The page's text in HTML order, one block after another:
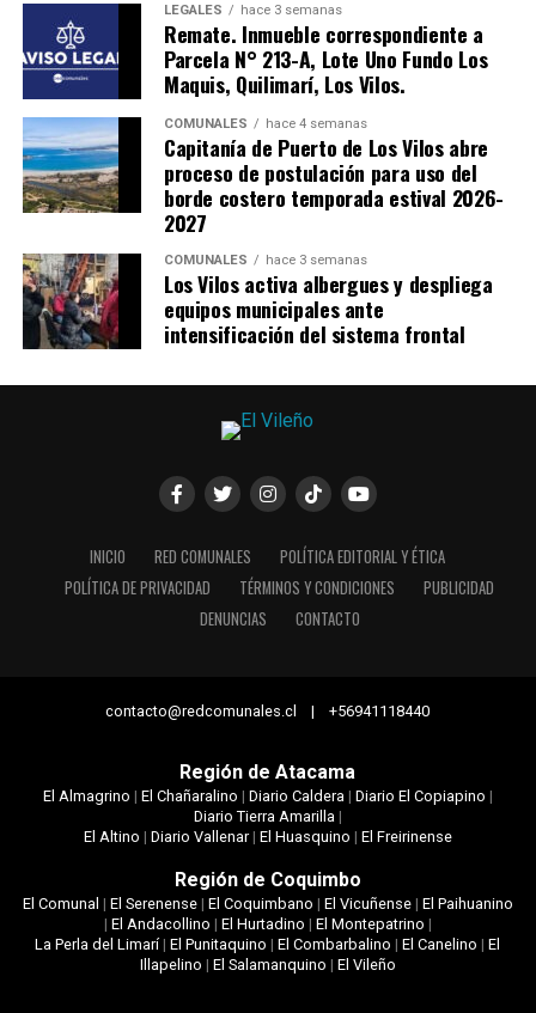
LEGALES hace 3 semanas
Remate. Inmueble correspondiente a
Parcela N° 213-A, Lote Uno Fundo Los
Maquis, Quilimarí, Los Vilos.
COMUNALES hace 4 semanas
Capitanía de Puerto de Los Vilos abre
proceso de postulación para uso del
borde costero temporada estival 2026-
2027
COMUNALES hace 3 semanas
Los Vilos activa albergues y despliega
equipos municipales ante
intensificación del sistema frontal
INICIO RED COMUNALES
POLÍTICA EDITORIAL Y ÉTICA
POLÍTICA DE PRIVACIDAD
TÉRMINOS Y CONDICIONES
PUBLICIDAD
DENUNCIAS
CONTACTO
contacto@redcomunales.cl | +56941118440
Región de Atacama
El Almagrino | El Chañaralino | Diario Caldera | Diario El Copiapino |
Diario Tierra Amarilla |
El Altino | Diario Vallenar| El Huasquino | El Freirinense
Región de Coquimbo
El Comunal | El Serenense| El Coquimbano | El Vicuñense| El Paihuanino
| El Andacollino | El Hurtadino | El Montepatrino |
La Perla del Limarí|El Punitaquino |El Combarbalino |El Canelino |El
Illapelino | El Salamanquino | El Vileño